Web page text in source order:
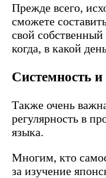
Прежде всего,
сможете
свой собственный
когда, в какой
Системность и
Также очень
регулярность в
языка.
Многим, кто
за изучение